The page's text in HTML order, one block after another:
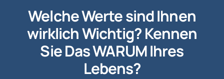
Welche Werte sind Ihnen
wirklich Wichtig? Kennen
Sie Das WARUM Ihres
Lebens?